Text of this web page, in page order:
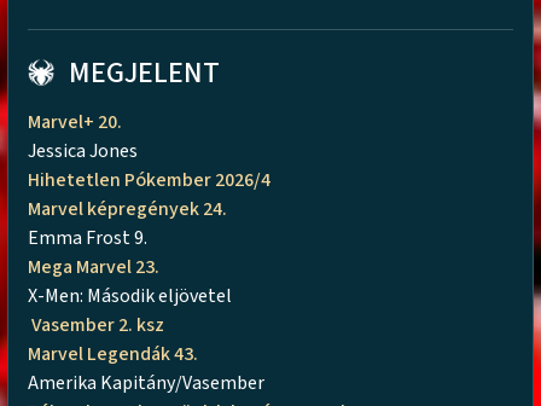
MEGJELENT
Marvel+ 20.
Jessica Jones
Hihetetlen Pókember 2026/4
Marvel képregények 24.
Emma Frost 9.
Mega Marvel 23.
X-Men: Második eljövetel
Vasember 2. ksz
Marvel Legendák 43.
Amerika Kapitány/Vasember